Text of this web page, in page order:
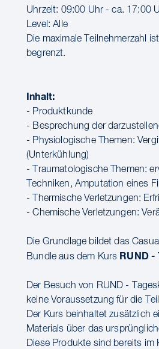
Uhrzeit: 09:00 Uhr - ca. 17:00
Level: Alle
Die maximale Teilnehmerzahl
begrenzt.
Inhalt:
- Produktkunde
- Besprechung der
- Physiologische Themen:
(Unterkühlung)
- Traumatologische Themen:
Techniken, Amputation eines
- Thermische Verletzungen:
- Chemische Verletzungen:
Die Grundlage bildet das
Bundle aus dem Kurs RUND -
Der Besuch von RUND -
keine Voraussetzung für die
Der Kurs beinhaltet zusätzlich
Materials über das
Diese Produkte sind bereits im